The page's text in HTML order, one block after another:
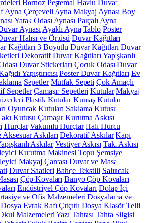
Bornoz Peştemal Havlu Duvar
Ayna Çerçeveli Ayna Makyaj Aynası Boy
Yatak Odası Aynası Parçalı Ayna
Aynası Ayaklı Ayna Tablo Poster
Halısı ve Örtüsü Duvar Kağıtları
Kağıtları 3 Boyutlu Duvar Kağıtları Duvar
Dekoratif Duvar Kağıtları Yapışkanlı
Duvar Stickerları Çocuk Odası Duvar
Yapıştırıcısı Poster Duvar Kağıtları Ev
Sepetler Mutfak Sepeti Çok Amaçlı
Sepetler Çamaşır Sepetleri Kutular Makyaj
Plastik Kutular Kumaş Kutular
Oyuncak Kutuları Saklama Kutusu
Kutusu Çamaşır Kurutma Askısı
Hurçlar Vakumlu Hurçlar Halı Hurcu
Askıları Dekoratif Askılar Kapı
Askılar Vestiyer Askısı Takı Askısı
Kurutma Makinesi Topu Şemsiye
Makyaj Çantası Duvar ve Masa
Duvar Saatleri Bahçe Tekstili Salıncak
Çöp Kovaları Banyo Çöp Kovaları
Endüstriyel Çöp Kovaları Dolap İçi
ve Ofis Malzemeleri Dosyalama ve
Evrak Rafı Çıtçıtlı Dosya Klasör Telli
Malzemeleri Yazı Tahtası Tahta Silgisi